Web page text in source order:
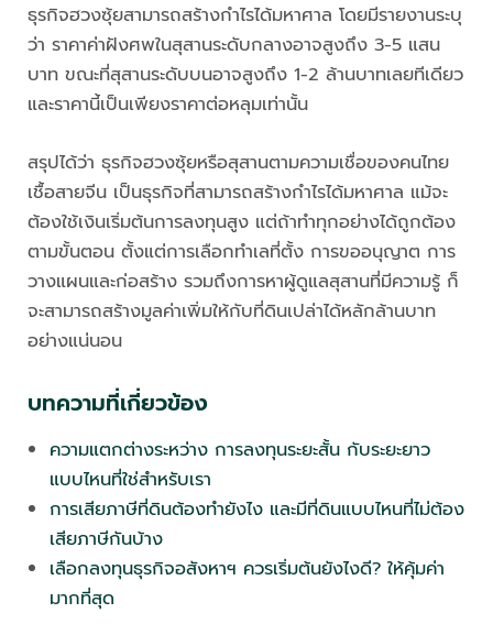
ธุรกิจฮวงซุ้ยสามารถสร้างกำไรได้มหาศาล โดยมีรายงานระบุ
ว่า ราคาค่าฝังศพในสุสานระดับกลางอาจสูงถึง 3-5 แสน
บาท ขณะที่สุสานระดับบนอาจสูงถึง 1-2 ล้านบาทเลยทีเดียว
และราคานี้เป็นเพียงราคาต่อหลุมเท่านั้น
สรุปได้ว่า ธุรกิจฮวงซุ้ยหรือสุสานตามความเชื่อของคนไทย
เชื้อสายจีน เป็นธุรกิจที่สามารถสร้างกำไรได้มหาศาล แม้จะ
ต้องใช้เงินเริ่มต้นการลงทุนสูง แต่ถ้าทำทุกอย่างได้ถูกต้อง
ตามขั้นตอน ตั้งแต่การเลือกทำเลที่ตั้ง การขออนุญาต การ
วางแผนและก่อสร้าง รวมถึงการหาผู้ดูแลสุสานที่มีความรู้ ก็
จะสามารถสร้างมูลค่าเพิ่มให้กับที่ดินเปล่าได้หลักล้านบาท
อย่างแน่นอน
บทความที่เกี่ยวข้อง
ความแตกต่างระหว่าง การลงทุนระยะสั้น กับระยะยาว
แบบไหนที่ใช่สำหรับเรา
การเสียภาษีที่ดินต้องทำยังไง และมีที่ดินแบบไหนที่ไม่ต้อง
เสียภาษีกันบ้าง
เลือกลงทุนธุรกิจอสังหาฯ ควรเริ่มต้นยังไงดี? ให้คุ้มค่า
มากที่สุด